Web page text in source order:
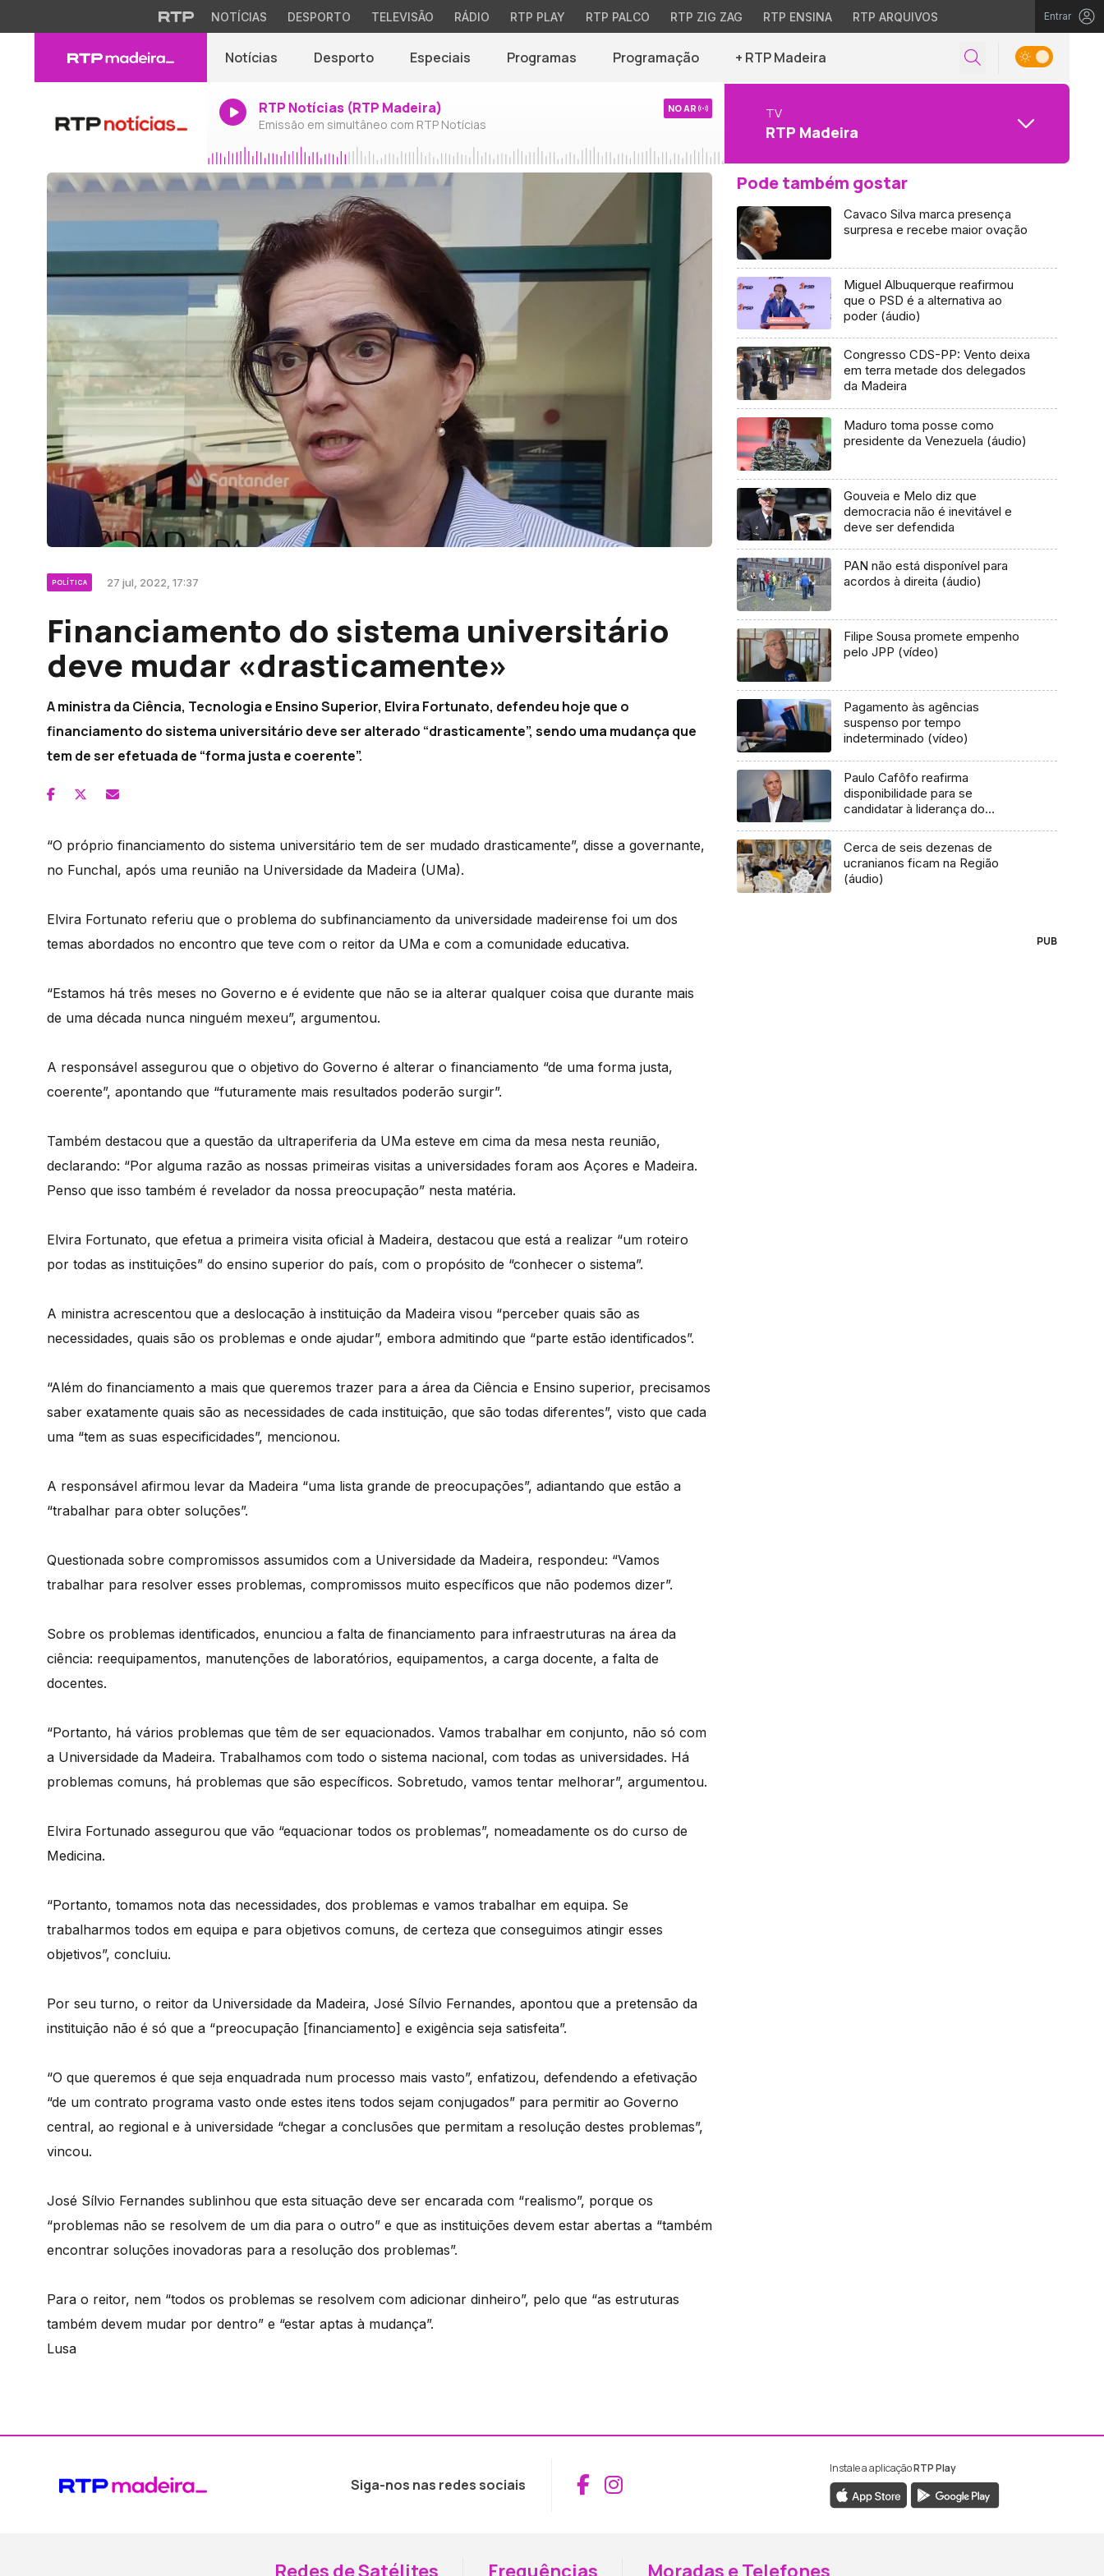
NOTÍCIAS DESPORTO TELEVISÃO RÁDIO RTP PLAY RTP PALCO RTP ZIG ZAG RTP ENSINA RTP ARQUIVOS Entrar
Notícias Desporto Especiais Programas Programação + RTP Madeira
RTP Notícias (RTP Madeira)
Emissão em simultâneo com RTP Notícias
NO AR TV
RTP Madeira
POLÍTICA 27 jul, 2022, 17:37
Financiamento do sistema universitário
deve mudar «drasticamente»
A ministra da Ciência, Tecnologia e Ensino Superior, Elvira Fortunato, defendeu hoje que o
financiamento do sistema universitário deve ser alterado “drasticamente”, sendo uma mudança que
tem de ser efetuada de “forma justa e coerente”.
“O próprio financiamento do sistema universitário tem de ser mudado drasticamente”, disse a governante,
no Funchal, após uma reunião na Universidade da Madeira (UMa).
Elvira Fortunato referiu que o problema do subfinanciamento da universidade madeirense foi um dos
temas abordados no encontro que teve com o reitor da UMa e com a comunidade educativa.
“Estamos há três meses no Governo e é evidente que não se ia alterar qualquer coisa que durante mais
de uma década nunca ninguém mexeu”, argumentou.
A responsável assegurou que o objetivo do Governo é alterar o financiamento “de uma forma justa,
coerente”, apontando que “futuramente mais resultados poderão surgir”.
Também destacou que a questão da ultraperiferia da UMa esteve em cima da mesa nesta reunião,
declarando: “Por alguma razão as nossas primeiras visitas a universidades foram aos Açores e Madeira.
Penso que isso também é revelador da nossa preocupação” nesta matéria.
Elvira Fortunato, que efetua a primeira visita oficial à Madeira, destacou que está a realizar “um roteiro
por todas as instituições” do ensino superior do país, com o propósito de “conhecer o sistema”.
A ministra acrescentou que a deslocação à instituição da Madeira visou “perceber quais são as
necessidades, quais são os problemas e onde ajudar”, embora admitindo que “parte estão identificados”.
“Além do financiamento a mais que queremos trazer para a área da Ciência e Ensino superior, precisamos
saber exatamente quais são as necessidades de cada instituição, que são todas diferentes”, visto que cada
uma “tem as suas especificidades”, mencionou.
A responsável afirmou levar da Madeira “uma lista grande de preocupações”, adiantando que estão a
“trabalhar para obter soluções”.
Questionada sobre compromissos assumidos com a Universidade da Madeira, respondeu: “Vamos
trabalhar para resolver esses problemas, compromissos muito específicos que não podemos dizer”.
Sobre os problemas identificados, enunciou a falta de financiamento para infraestruturas na área da
ciência: reequipamentos, manutenções de laboratórios, equipamentos, a carga docente, a falta de
docentes.
“Portanto, há vários problemas que têm de ser equacionados. Vamos trabalhar em conjunto, não só com
a Universidade da Madeira. Trabalhamos com todo o sistema nacional, com todas as universidades. Há
problemas comuns, há problemas que são específicos. Sobretudo, vamos tentar melhorar”, argumentou.
Elvira Fortunado assegurou que vão “equacionar todos os problemas”, nomeadamente os do curso de
Medicina.
“Portanto, tomamos nota das necessidades, dos problemas e vamos trabalhar em equipa. Se
trabalharmos todos em equipa e para objetivos comuns, de certeza que conseguimos atingir esses
objetivos”, concluiu.
Por seu turno, o reitor da Universidade da Madeira, José Sílvio Fernandes, apontou que a pretensão da
instituição não é só que a “preocupação [financiamento] e exigência seja satisfeita”.
“O que queremos é que seja enquadrada num processo mais vasto”, enfatizou, defendendo a efetivação
“de um contrato programa vasto onde estes itens todos sejam conjugados” para permitir ao Governo
central, ao regional e à universidade “chegar a conclusões que permitam a resolução destes problemas”,
vincou.
José Sílvio Fernandes sublinhou que esta situação deve ser encarada com “realismo”, porque os
“problemas não se resolvem de um dia para o outro” e que as instituições devem estar abertas a “também
encontrar soluções inovadoras para a resolução dos problemas”.
Para o reitor, nem “todos os problemas se resolvem com adicionar dinheiro”, pelo que “as estruturas
também devem mudar por dentro” e “estar aptas à mudança”.
Lusa
Pode também gostar
Cavaco Silva marca presença
surpresa e recebe maior ovação
Miguel Albuquerque reafirmou
que o PSD é a alternativa ao
poder (áudio)
Congresso CDS-PP: Vento deixa
em terra metade dos delegados
da Madeira
Maduro toma posse como
presidente da Venezuela (áudio)
Gouveia e Melo diz que
democracia não é inevitável e
deve ser defendida
PAN não está disponível para
acordos à direita (áudio)
Filipe Sousa promete empenho
pelo JPP (vídeo)
Pagamento às agências
suspenso por tempo
indeterminado (vídeo)
Paulo Cafôfo reafirma
disponibilidade para se
candidatar à liderança do
Cerca de seis dezenas de
ucranianos ficam na Região
(áudio)
PUB
Siga-nos nas redes sociais Aceder ao Facebook da RTP Madeira
Aceder ao Instagram da RTP Madeira
Instale a aplicaçãoRTP Play
Redes de Satélites Frequências Moradas e Telefones